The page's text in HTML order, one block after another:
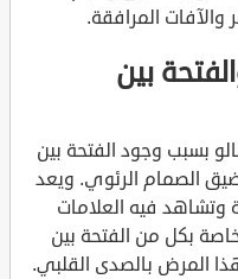
والآفات المرافقة.
بين
بسبب وجود الفتحة بين
الصمام الرئوي. ويعد
وتشاهد فيه العلامات
بكل من الفتحة بين
المرض بالصدى القلبي.